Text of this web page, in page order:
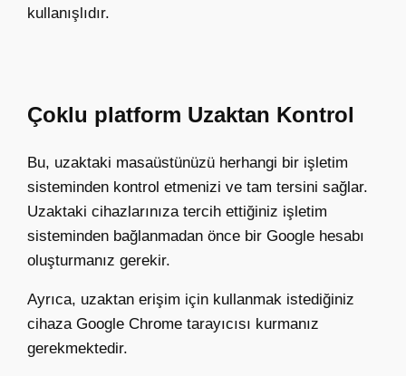
kullanışlıdır.
Çoklu platform Uzaktan Kontrol
Bu, uzaktaki masaüstünüzü herhangi bir işletim
sisteminden kontrol etmenizi ve tam tersini sağlar.
Uzaktaki cihazlarınıza tercih ettiğiniz işletim
sisteminden bağlanmadan önce bir Google hesabı
oluşturmanız gerekir.
Ayrıca, uzaktan erişim için kullanmak istediğiniz
cihaza Google Chrome tarayıcısı kurmanız
gerekmektedir.